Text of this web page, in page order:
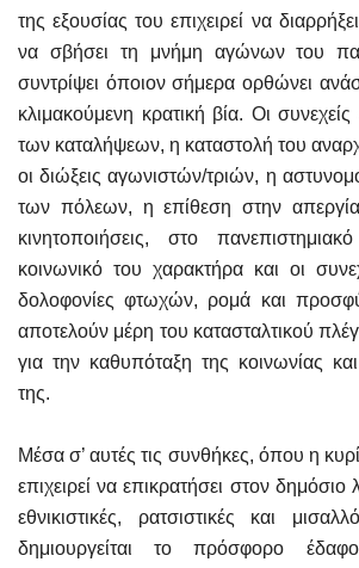
της εξουσίας του επιχειρεί να
να σβήσει τη μνήμη αγώνων του
συντρίψει όποιον σήμερα ορθώνει
κλιμακούμενη κρατική βία. Οι συνεχείς
των καταλήψεων, η καταστολή του
οι διώξεις αγωνιστών/τριών, η
των πόλεων, η επίθεση στην απεργία
κινητοποιήσεις, στο
κοινωνικό του χαρακτήρα και οι
δολοφονίες φτωχών, ρομά και
αποτελούν μέρη του κατασταλτικού
για την καθυπόταξη της κοινωνίας
της.
Μέσα σ’ αυτές τις συνθήκες, όπου η
επιχειρεί να επικρατήσει στον
εθνικιστικές, ρατσιστικές και
δημιουργείται το πρόσφορο